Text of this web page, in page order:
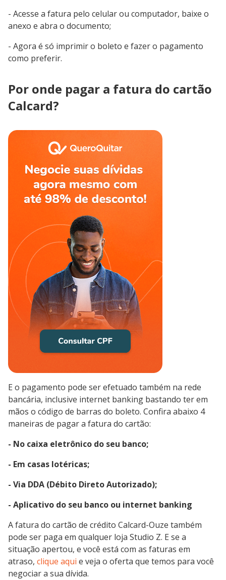
- Acesse a fatura pelo celular ou computador, baixe o
anexo e abra o documento;
- Agora é só imprimir o boleto e fazer o pagamento
como preferir.
Por onde pagar a fatura do cartão
Calcard?
E o pagamento pode ser efetuado também na rede
bancária, inclusive internet banking bastando ter em
mãos o código de barras do boleto. Confira abaixo 4
maneiras de pagar a fatura do cartão:
- No caixa eletrônico do seu banco;
- Em casas lotéricas;
- Via DDA (Débito Direto Autorizado);
- Aplicativo do seu banco ou internet banking
A fatura do cartão de crédito Calcard-Ouze também
pode ser paga em qualquer loja Studio Z. E se a
situação apertou, e você está com as faturas em
atraso, clique aqui e veja o oferta que temos para você
negociar a sua dívida.